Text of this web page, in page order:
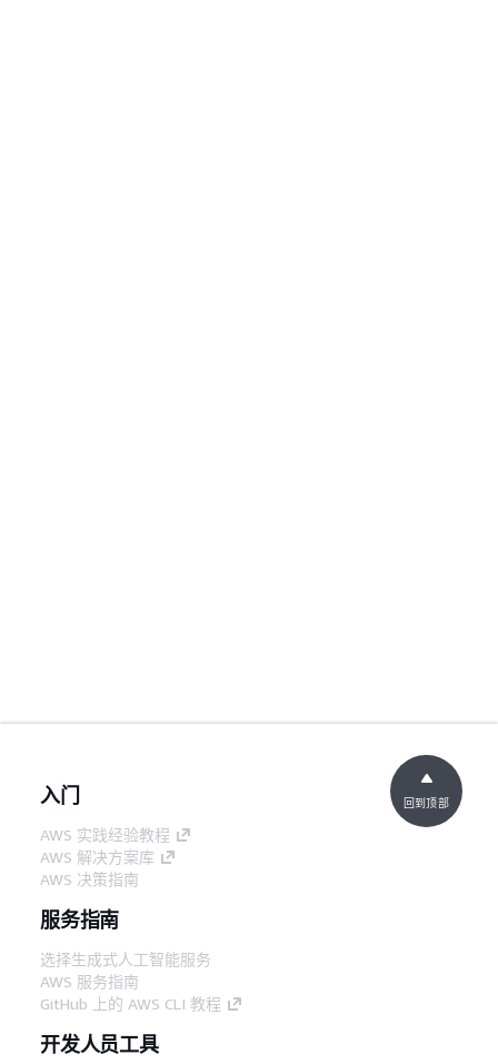
入门
AWS 实践经验教程
AWS 解决方案库
AWS 决策指南
服务指南
选择生成式人工智能服务
AWS 服务指南
GitHub 上的 AWS CLI 教程
开发人员工具
回到顶部